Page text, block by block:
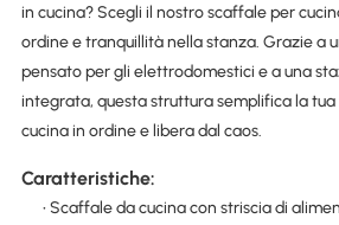
in cucina? Scegli il nostro scaffale per
ordine e tranquillità nella stanza. Grazie a
pensato per gli elettrodomestici e a una
integrata, questa struttura semplifica la
cucina in ordine e libera dal caos.
Caratteristiche:
• Scaffale da cucina con striscia di